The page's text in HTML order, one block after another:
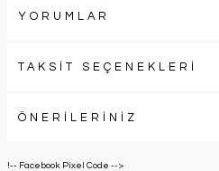
YORUMLAR
TAKSİT SEÇENEKLERİ
ÖNERİLERİNİZ
!-- Facebook Pixel Code -->